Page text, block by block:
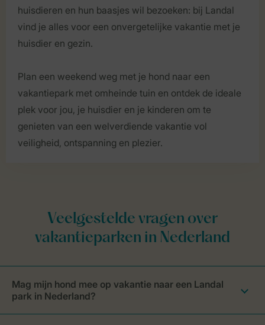
huisdieren en hun baasjes wil bezoeken: bij Landal
vind je alles voor een onvergetelijke vakantie met je
huisdier en gezin.
Plan een weekend weg met je hond naar een
vakantiepark met omheinde tuin en ontdek de ideale
plek voor jou, je huisdier en je kinderen om te
genieten van een welverdiende vakantie vol
veiligheid, ontspanning en plezier.
Mag mijn hond mee op vakantie naar een Landal
park in Nederland?